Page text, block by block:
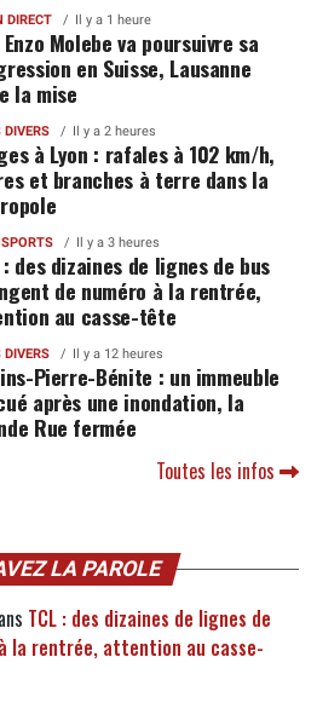
DIRECT Il y a 1 heure
Enzo Molebe va poursuivre sa
en Suisse, Lausanne
la mise
DIVERS Il y a 2 heures
à Lyon : rafales à 102 km/h,
et branches à terre dans la
Il y a 3 heures
: des dizaines de lignes de bus
de numéro à la rentrée,
au casse-tête
DIVERS Il y a 12 heures
Pierre-Bénite : un immeuble
après une inondation, la
Rue fermée
Toutes les infos
LA PAROLE
TCL : des dizaines de lignes de
la rentrée, attention au casse-